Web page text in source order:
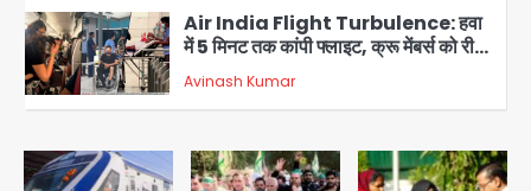
5
Air India Flight Turbulence: हवा
में 5 मिनट तक कांपी फ्लाइट, क्रू मेंबर्स को रीढ़
की हड्डी में गंभीर चोट; नागरिक उड्डयन मंत्री
पहुंचे अस्पताल
Avinash Kumar
तेज रफ्तार कार की टक्कर से बाइक सवार दो